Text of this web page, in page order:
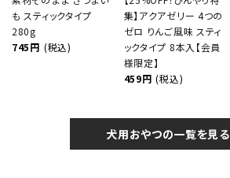
も スティックタイプ
280g
745円 (税込)
集】アクアゼリー 4つの
ゼロ りんご風味 スティ
ックタイプ 8本入【会員
様限定】
459円 (税込)
犬用おやつの一覧を見る